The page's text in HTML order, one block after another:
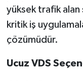
yüksek trafik
kritik iş
çözümüdür.
Ucuz VDS